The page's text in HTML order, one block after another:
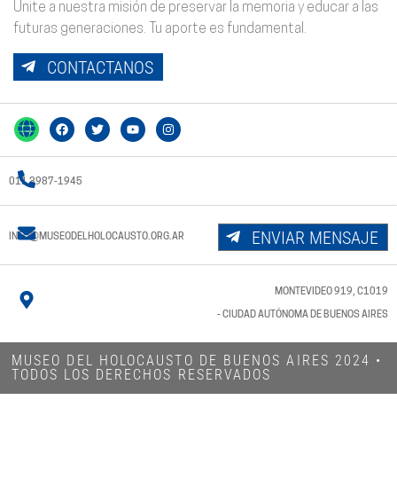
Unite a nuestra misión de preservar la memoria y educar a las
futuras generaciones. Tu aporte es fundamental.
CONTACTANOS
011 3987-1945
INFO@MUSEODELHOLOCAUSTO.ORG.AR ENVIAR MENSAJE
MONTEVIDEO 919, C1019
- CIUDAD AUTÓNOMA DE BUENOS AIRES
MUSEO DEL HOLOCAUSTO DE BUENOS AIRES 2024​ •
TODOS LOS DERECHOS RESERVADOS